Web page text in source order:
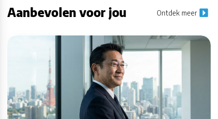
Aanbevolen voor jou Ontdek meer